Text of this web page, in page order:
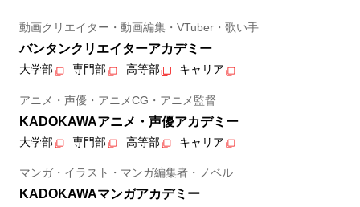
動画クリエイター・動画編集・VTuber・歌い手
バンタンクリエイターアカデミー
大学部 専門部 高等部 キャリア
アニメ・声優・アニメCG・アニメ監督
KADOKAWAアニメ・声優アカデミー
大学部 専門部 高等部 キャリア
マンガ・イラスト・マンガ編集者・ノベル
KADOKAWAマンガアカデミー